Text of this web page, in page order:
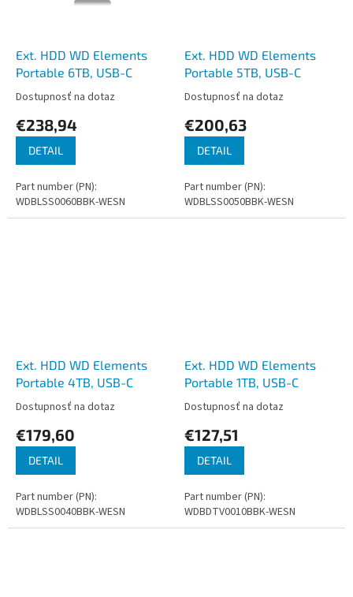
Ext. HDD WD Elements
Portable 6TB, USB-C
Dostupnosť na dotaz
€238,94
DETAIL
Part number (PN):
WDBLSS0060BBK-WESN
Ext. HDD WD Elements
Portable 5TB, USB-C
Dostupnosť na dotaz
€200,63
DETAIL
Part number (PN):
WDBLSS0050BBK-WESN
Ext. HDD WD Elements
Portable 4TB, USB-C
Dostupnosť na dotaz
€179,60
DETAIL
Part number (PN):
WDBLSS0040BBK-WESN
Ext. HDD WD Elements
Portable 1TB, USB-C
Dostupnosť na dotaz
€127,51
DETAIL
Part number (PN):
WDBDTV0010BBK-WESN